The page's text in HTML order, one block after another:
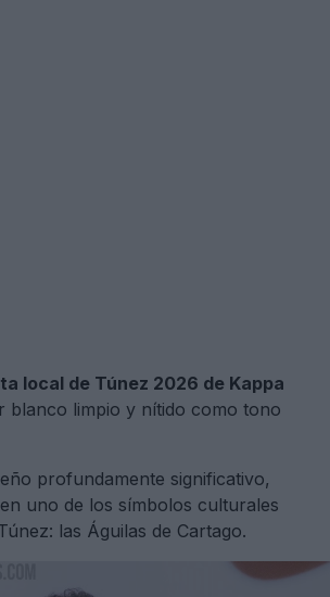
local de Túnez 2026 de Kappa
blanco limpio y nítido como tono
profundamente significativo,
uno de los símbolos culturales
las Águilas de Cartago.